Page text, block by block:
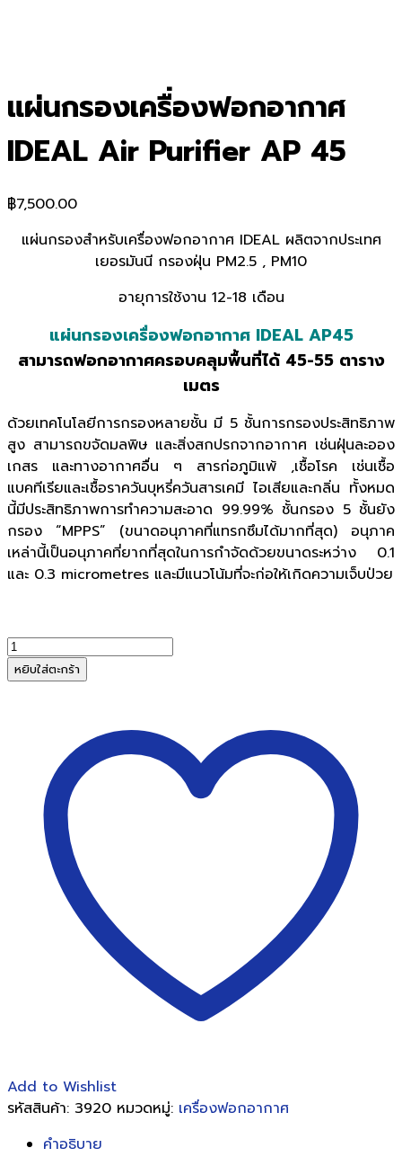
แผ่นกรองเครื่องฟอกอากาศ
IDEAL Air Purifier AP 45
฿7,500.00
แผ่นกรองสำหรับเครื่องฟอกอากาศ IDEAL ผลิตจากประเทศ
เยอรมันนี กรองฝุ่น PM2.5 , PM10
อายุการใช้งาน 12-18 เดือน
แผ่นกรองเครื่องฟอกอากาศ IDEAL AP45
สามารถฟอกอากาศครอบคลุมพื้นที่ได้ 45-55 ตาราง
เมตร
ด้วยเทคโนโลยีการกรองหลายชั้น มี 5 ชั้นการกรองประสิทธิภาพ
สูง สามารถขจัดมลพิษ และสิ่งสกปรกจากอากาศ เช่นฝุ่นละออง
เกสร และทางอากาศอื่น ๆ สารก่อภูมิแพ้ ,เชื้อโรค เช่นเชื้อ
แบคทีเรียและเชื้อราควันบุหรี่ควันสารเคมี ไอเสียและกลิ่น ทั้งหมด
นี้มีประสิทธิภาพการทำความสะอาด 99.99% ชั้นกรอง 5 ชั้นยัง
กรอง “MPPS” (ขนาดอนุภาคที่แทรกซึมได้มากที่สุด) อนุภาค
เหล่านี้เป็นอนุภาคที่ยากที่สุดในการกำจัดด้วยขนาดระหว่าง 0.1
และ 0.3 micrometres และมีแนวโน้มที่จะก่อให้เกิดความเจ็บป่วย
จำนวน
แผ่น
กรอง
Purifier
หยิบใส่ตะกร้า
Add to Wishlist
รหัสสินค้า: 3920 หมวดหมู่: เครื่องฟอกอากาศ
คำอธิบาย